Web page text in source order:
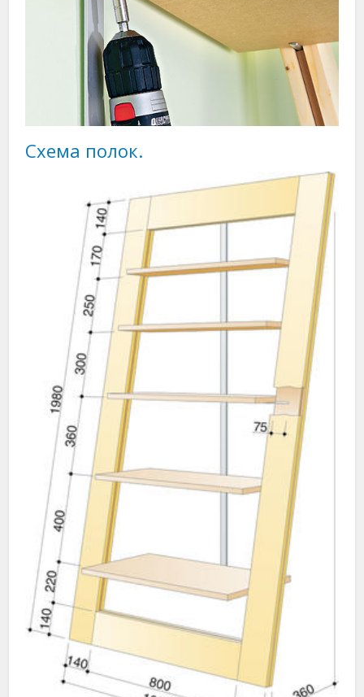
Схема полок.